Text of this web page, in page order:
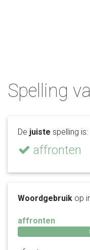
Spelling
De juiste spelling is:
affronten
Woordgebruik op
affronten